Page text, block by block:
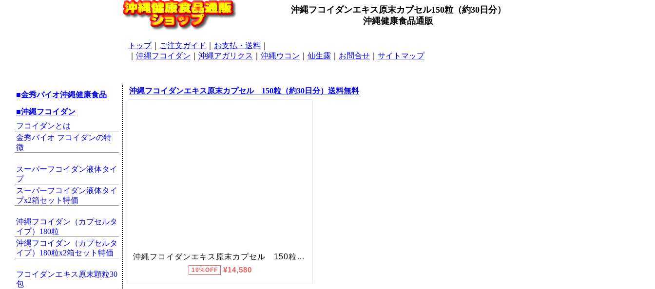
沖縄フコイダンエキス原末カプセル150粒（約30日分）
沖縄健康食品通販
トップ｜ ご注文ガイド お支払・送料
沖縄フコイダン 沖縄アガリクス 沖縄ウコン 仙生露 お問合せ サイトマップ
■金秀バイオ沖縄健康食品
■沖縄フコイダン
フコイダンとは
金秀バイオ フコイダンの特
徴
スーパーフコイダン液体タイ
プ
スーパーフコイダン液体タイ
プx2箱セット特価
沖縄フコイダン（カプセルタ
イプ）180粒
沖縄フコイダン（カプセルタ
イプ）180粒x2箱セット特価
フコイダンエキス原末顆粒30
包
沖縄フコイダンエキス原末カプセル 150粒（約30日分）送料無料